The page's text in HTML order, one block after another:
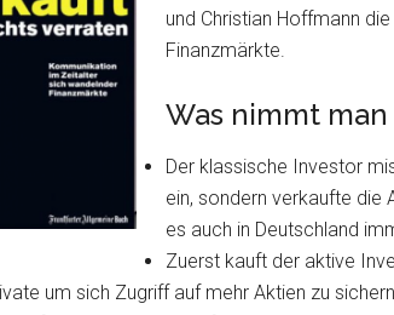
und Christian Hoffmann
Finanzmärkte.
Was nimmt
Der klassische Investor
ein, sondern verkaufte die
es auch in Deutschland
Zuerst kauft der aktive
um sich Zugriff auf mehr Aktien zu